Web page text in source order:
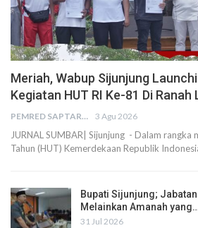
Meriah, Wabup Sijunjung
Kegiatan HUT RI Ke-81 Di Ranah
PEMRED SAPTARIUS 3 Agu 2026
JURNAL SUMBAR| Sijunjung - Dalam rangka
Tahun (HUT) Kemerdekaan Republik
Bupati Sijunjung;
Melainkan Amanah yang…
31 Jul 2026